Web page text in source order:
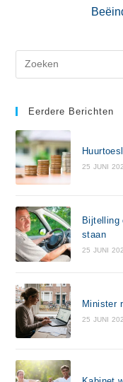
Eerdere Berichten
25 JUNI
Bijtelling
staan
25 JUNI
Minister
25 JUNI